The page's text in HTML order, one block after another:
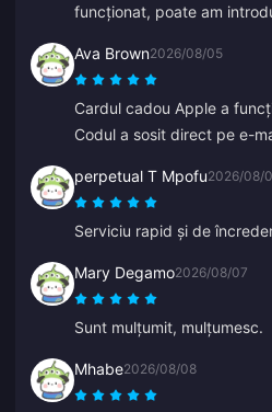
funcționat, poate am
a funcționat fără probleme.
site-ul.
Ava Brown2026/08/05
Cardul cadou Apple a
Codul a sosit direct pe e-
perpetual T Mpofu2026/08/
Serviciu rapid și de
Mary Degamo2026/08/07
Sunt mulțumit, mulțumesc.
Mhabe2026/08/08